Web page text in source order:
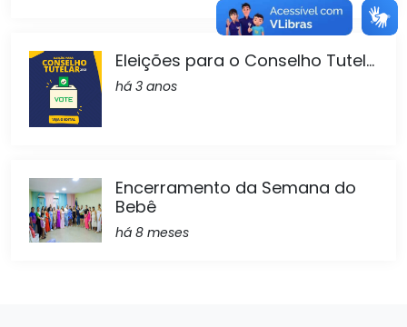
Eleições para o Conselho Tutel...
há 3 anos
Encerramento da Semana do
Bebê
há 8 meses